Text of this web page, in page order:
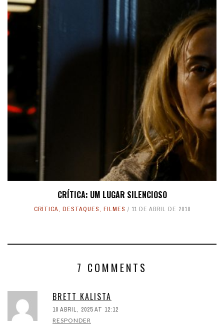
CRÍTICA: UM LUGAR SILENCIOSO
CRÍTICA, DESTAQUES, FILMES 11 DE ABRIL DE 2018
7 COMMENTS
BRETT KALISTA
10 ABRIL, 2025 AT 12:12
RESPONDER